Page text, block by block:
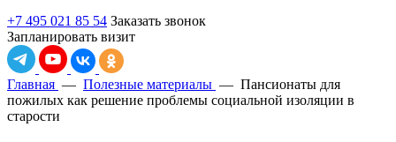
+7 495 021 85 54 Заказать звонок
Запланировать визит
Главная — Полезные материалы — Пансионаты для
пожилых как решение проблемы социальной изоляции в
старости